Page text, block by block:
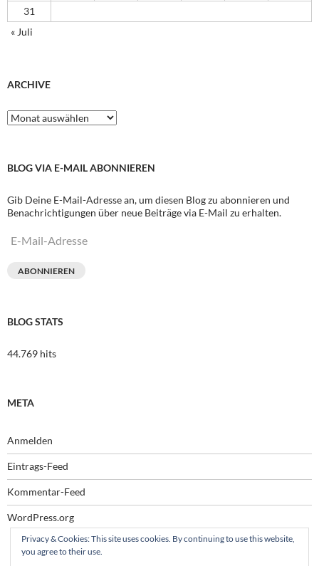
31
« Juli
ARCHIVE
Archive
BLOG VIA E-MAIL ABONNIEREN
Gib Deine E-Mail-Adresse an, um diesen Blog zu abonnieren und
Benachrichtigungen über neue Beiträge via E-Mail zu erhalten.
E-
ABONNIEREN
BLOG STATS
44.769 hits
META
Anmelden
Eintrags-Feed
Kommentar-Feed
WordPress.org
Privacy & Cookies: This site uses cookies. By continuing to use this website,
you agree to their use.